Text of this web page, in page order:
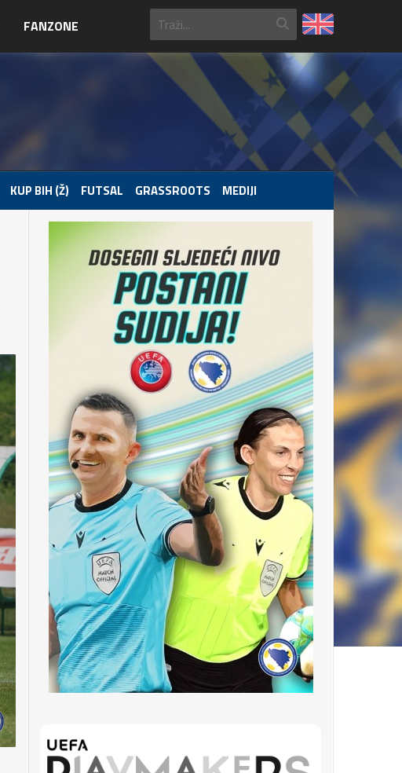
FANZONE
KUP BIH (Ž) FUTSAL GRASSROOTS MEDIJI